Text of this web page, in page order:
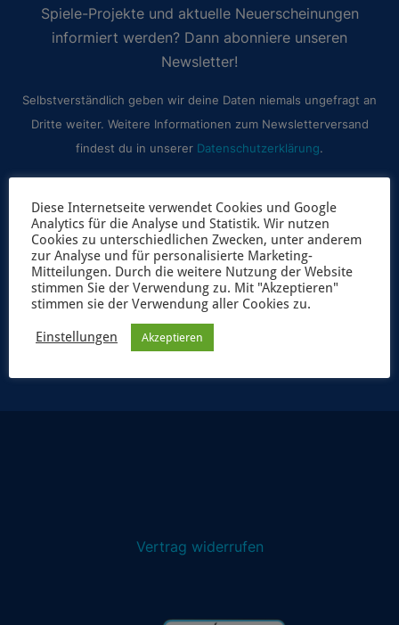
Spiele-Projekte und aktuelle Neuerscheinungen
informiert werden? Dann abonniere unseren
Newsletter!
Selbstverständlich geben wir deine Daten niemals ungefragt an
Dritte weiter. Weitere Informationen zum Newsletterversand
findest du in unserer Datenschutzerklärung.
JETZT ANMELDEN
Vertrag widerrufen
Diese Internetseite verwendet Cookies und Google
Analytics für die Analyse und Statistik. Wir nutzen
Cookies zu unterschiedlichen Zwecken, unter anderem
zur Analyse und für personalisierte Marketing-
Mitteilungen. Durch die weitere Nutzung der Website
stimmen Sie der Verwendung zu. Mit "Akzeptieren"
stimmen sie der Verwendung aller Cookies zu.
Einstellungen Akzeptieren